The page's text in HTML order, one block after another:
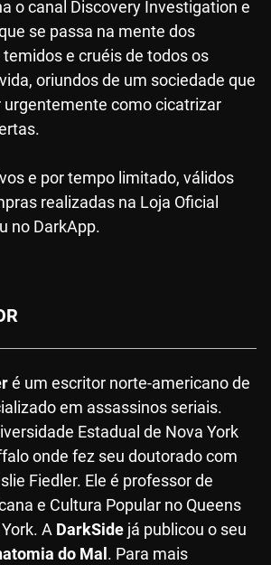
o canal Discovery Investigation e
se passa na mente dos
e cruéis de todos os
oriundos de um sociedade que
urgentemente como cicatrizar
e por tempo limitado, válidos
realizadas na Loja Oficial
no DarkApp.
é um escritor norte-americano de
em assassinos seriais.
Estadual de Nova York
onde fez seu doutorado com
Fiedler. Ele é professor de
e Cultura Popular no Queens
A DarkSide já publicou o seu
do Mal . Para mais